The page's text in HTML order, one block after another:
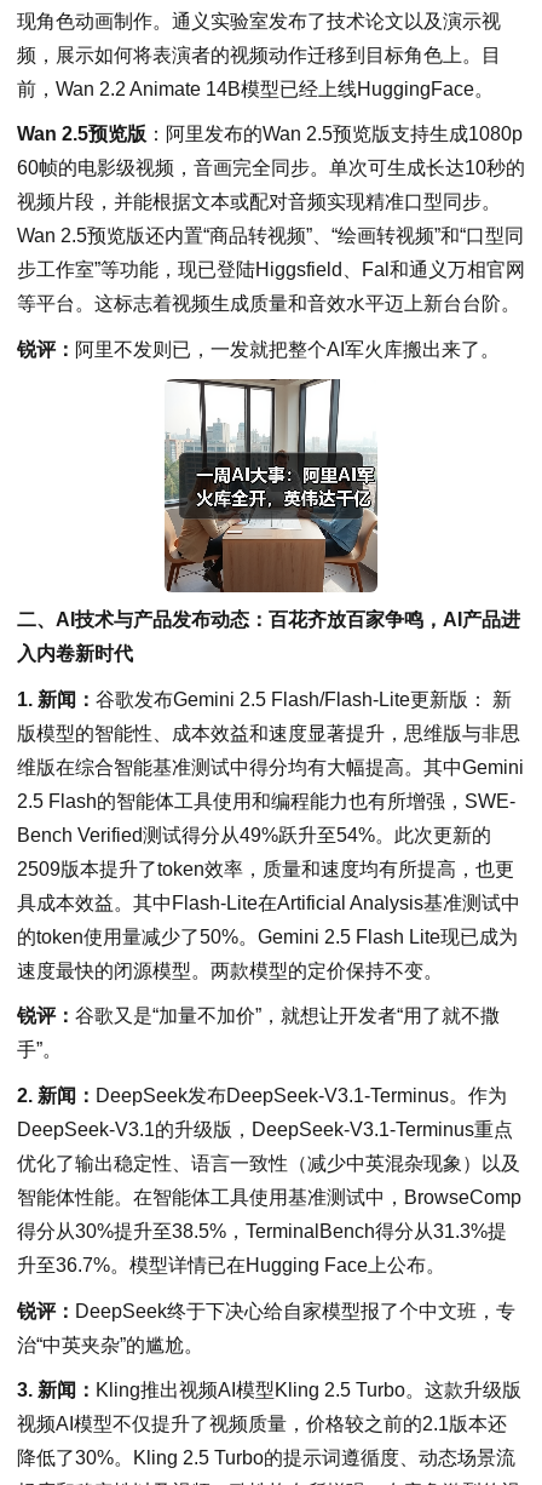
现角色动画制作。通义实验室发布了技术论文以及演示视
频，展示如何将表演者的视频动作迁移到目标角色上。目
前，Wan 2.2 Animate 14B模型已经上线HuggingFace。
Wan 2.5预览版 ：阿里发布的Wan 2.5预览版支持生成1080p
60帧的电影级视频，音画完全同步。单次可生成长达10秒的
视频片段，并能根据文本或配对音频实现精准口型同步。
Wan 2.5预览版还内置“商品转视频”、“绘画转视频”和“口型同
步工作室”等功能，现已登陆Higgsfield、Fal和通义万相官网
等平台。这标志着视频生成质量和音效水平迈上新台台阶。
锐评： 阿里不发则已，一发就把整个AI军火库搬出来了。
二、AI技术与产品发布动态：百花齐放百家争鸣，AI产品进
入内卷新时代
1. 新闻： 谷歌发布Gemini 2.5 Flash/Flash-Lite更新版： 新
版模型的智能性、成本效益和速度显著提升，思维版与非思
维版在综合智能基准测试中得分均有大幅提高。其中Gemini
2.5 Flash的智能体工具使用和编程能力也有所增强，SWE-
Bench Verified测试得分从49%跃升至54%。此次更新的
2509版本提升了token效率，质量和速度均有所提高，也更
具成本效益。其中Flash-Lite在Artificial Analysis基准测试中
的token使用量减少了50%。Gemini 2.5 Flash Lite现已成为
速度最快的闭源模型。两款模型的定价保持不变。
锐评： 谷歌又是“加量不加价”，就想让开发者“用了就不撒
手”。
2. 新闻： DeepSeek发布DeepSeek-V3.1-Terminus。作为
DeepSeek-V3.1的升级版，DeepSeek-V3.1-Terminus重点
优化了输出稳定性、语言一致性（减少中英混杂现象）以及
智能体性能。在智能体工具使用基准测试中，BrowseComp
得分从30%提升至38.5%，TerminalBench得分从31.3%提
升至36.7%。模型详情已在Hugging Face上公布。
锐评： DeepSeek终于下决心给自家模型报了个中文班，专
治“中英夹杂”的尴尬。
3. 新闻： Kling推出视频AI模型Kling 2.5 Turbo。这款升级版
视频AI模型不仅提升了视频质量，价格较之前的2.1版本还
降低了30%。Kling 2.5 Turbo的提示词遵循度、动态场景流